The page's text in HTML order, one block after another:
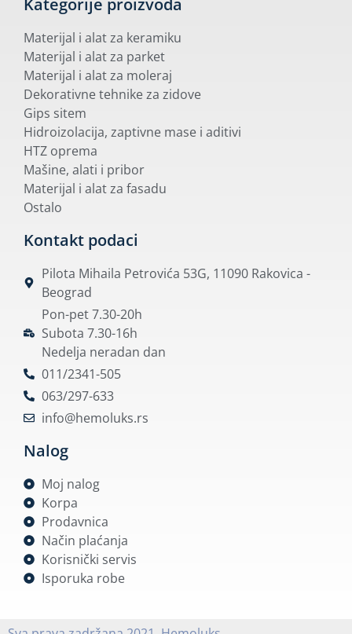
Kategorije proizvoda
Materijal i alat za keramiku
Materijal i alat za parket
Materijal i alat za moleraj
Dekorativne tehnike za zidove
Gips sitem
Hidroizolacija, zaptivne mase i aditivi
HTZ oprema
Mašine, alati i pribor
Materijal i alat za fasadu
Ostalo
Kontakt podaci
Pilota Mihaila Petrovića 53G, 11090 Rakovica -
Beograd
Pon-pet 7.30-20h
Subota 7.30-16h
Nedelja neradan dan
011/2341-505
063/297-633
info@hemoluks.rs
Nalog
Moj nalog
Korpa
Prodavnica
Način plaćanja
Korisnički servis
Isporuka robe